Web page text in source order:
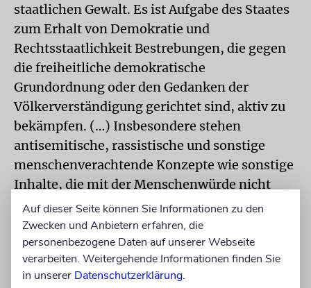
staatlichen Gewalt. Es ist Aufgabe des Staates
zum Erhalt von Demokratie und
Rechtsstaatlichkeit Bestrebungen, die gegen
die freiheitliche demokratische
Grundordnung oder den Gedanken der
Völkerverständigung gerichtet sind, aktiv zu
bekämpfen. (…) Insbesondere stehen
antisemitische, rassistische und sonstige
menschenverachtende Konzepte wie sonstige
Inhalte, die mit der Menschenwürde nicht
vereinbar sind und gegen die freiheitliche
demokratische Grundordnung verstoßen,
einer Zuwendung entgegen.«
Möllers wollte sich nicht darauf festlegen
Auf dieser Seite können Sie Informationen zu den
Zwecken und Anbietern erfahren, die
personenbezogene Daten auf unserer Webseite
verarbeiten. Weitergehende Informationen finden Sie
in unserer Datenschutzerklärung.